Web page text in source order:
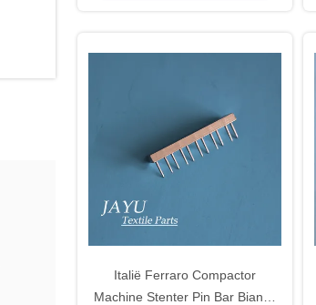
Italië Ferraro Compactor
Machine Stenter Pin Bar Bianco